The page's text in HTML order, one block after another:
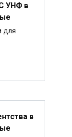
УНФ в
для
в